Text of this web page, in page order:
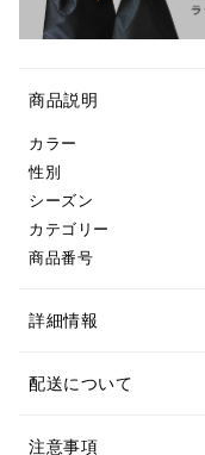
商品説明
カラー
性別
シーズン
カテゴリー
商品番号
詳細情報
配送について
注意事項